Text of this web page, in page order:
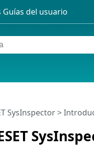
SysInspector>